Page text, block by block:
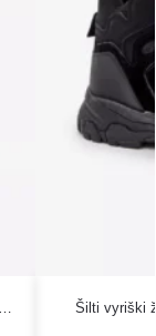
Šilti vyriški